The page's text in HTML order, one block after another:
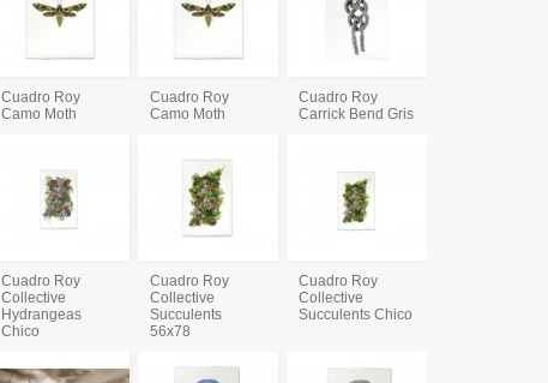
Cuadro Roy
Camo Moth
Cuadro Roy
Camo Moth
Cuadro Roy
Carrick Bend Gris
Cuadro Roy
Collective
Hydrangeas
Chico
Cuadro Roy
Collective
Succulents
56x78
Cuadro Roy
Collective
Succulents Chico